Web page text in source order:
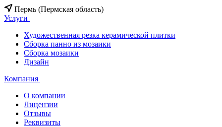
Пермь (Пермская область)
Услуги
Художественная резка керамической плитки
Сборка панно из мозаики
Сборка мозаики
Дизайн
Компания
О компании
Лицензии
Отзывы
Реквизиты